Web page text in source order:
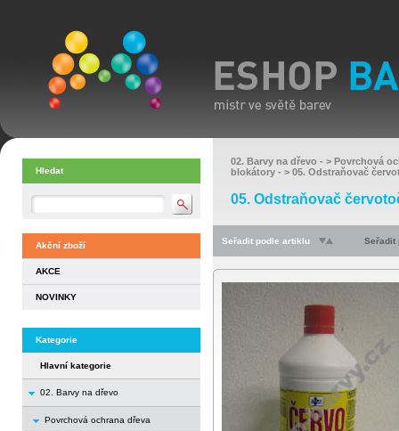
Hledat
Akční zboží
AKCE
NOVINKY
Kategorie
Hlavní kategorie
02. Barvy na dřevo
Povrchová ochrana dřeva
02. Barvy na dřevo - > Povrchová
blokátory - > 05. Odstraňovač
05. Odstraňovač
Seřadit podle artiklu Seřadit